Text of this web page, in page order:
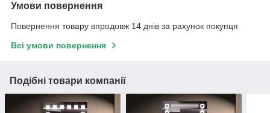
Умови повернення
Повернення товару впродовж 14 днів за рахунок покупця
Всі умови повернення
Подібні товари компанії